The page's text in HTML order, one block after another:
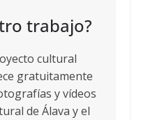
trabajo?
cultural
gratuitamente
y vídeos
de Álava y el